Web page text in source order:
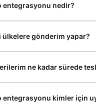
entegrasyonu nedir?
olarak Awwex
sağlar. Böylece
FedEx üzerinden
ve hata riski azalır.
ülkelere gönderim yapar?
sayesinde hem Avrupa
yapan mağazalar için
ne kadar sürede
ile Avrupa’ya 1–3 iş
entegrasyonu kimler için